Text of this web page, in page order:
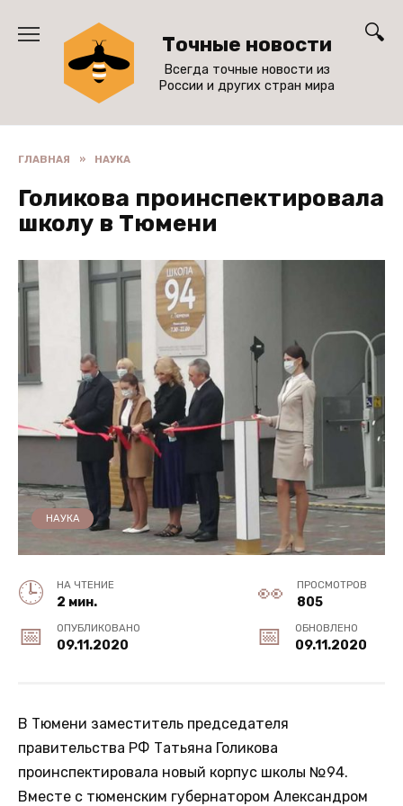
содержанию
Точные новости
Всегда точные новости из
России и других стран мира
ГЛАВНАЯ » НАУКА
Голикова проинспектировала
школу в Тюмени
НАУКА
НА ЧТЕНИЕ
2 мин.
ПРОСМОТРОВ
805
ОПУБЛИКОВАНО
09.11.2020
ОБНОВЛЕНО
09.11.2020
В Тюмени заместитель председателя
правительства РФ Татьяна Голикова
проинспектировала новый корпус школы №94.
Вместе с тюменским губернатором Александром